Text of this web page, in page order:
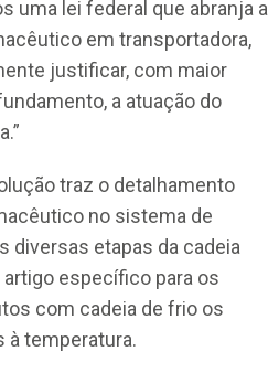
uma lei federal que abranja a
em transportadora,
justificar, com maior
a atuação do
traz o detalhamento
no sistema de
diversas etapas da cadeia
específico para os
com cadeia de frio os
à temperatura.